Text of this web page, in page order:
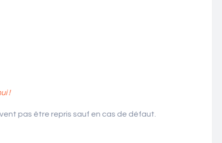
!
pas être repris sauf en cas de défaut.